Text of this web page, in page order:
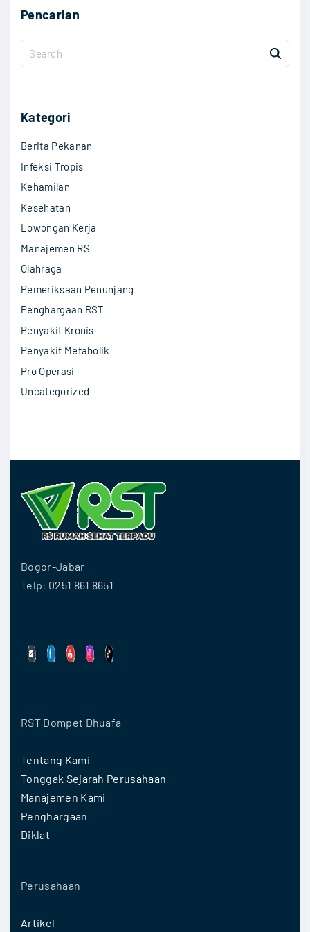
Pencarian
e
Kategori
Berita Pekanan
Infeksi Tropis
Kehamilan
Kesehatan
Lowongan Kerja
Manajemen RS
Olahraga
Pemeriksaan Penunjang
Penghargaan RST
Penyakit Kronis
Penyakit Metabolik
Pro Operasi
Uncategorized
Bogor-Jabar
Telp: 0251 861 8651
RST Dompet Dhuafa
Tentang Kami
Tonggak Sejarah Perusahaan
Manajemen Kami
Penghargaan
Diklat
Perusahaan
Artikel